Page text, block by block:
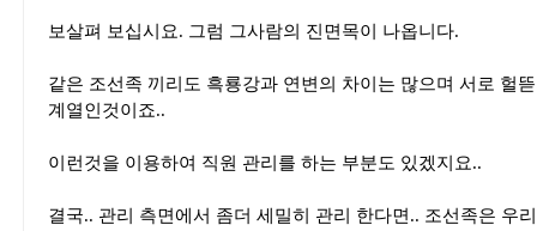
보살펴 보십시요. 그럼 그사람의 진면목이 나옵니다.
같은 조선족 끼리도 흑룡강과 연변의 차이는 많으며 서로 헐
계열인것이죠..
이런것을 이용하여 직원 관리를 하는 부분도 있겠지요..
결국.. 관리 측면에서 좀더 세밀히 관리 한다면.. 조선족은 우